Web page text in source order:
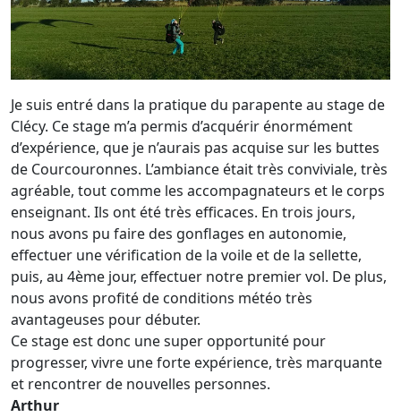
Je suis entré dans la pratique du parapente au stage de
Clécy. Ce stage m’a permis d’acquérir énormément
d’expérience, que je n’aurais pas acquise sur les buttes
de Courcouronnes. L’ambiance était très conviviale, très
agréable, tout comme les accompagnateurs et le corps
enseignant. Ils ont été très efficaces. En trois jours,
nous avons pu faire des gonflages en autonomie,
effectuer une vérification de la voile et de la sellette,
puis, au 4ème jour, effectuer notre premier vol. De plus,
nous avons profité de conditions météo très
avantageuses pour débuter.
Ce stage est donc une super opportunité pour
progresser, vivre une forte expérience, très marquante
et rencontrer de nouvelles personnes.
Arthur